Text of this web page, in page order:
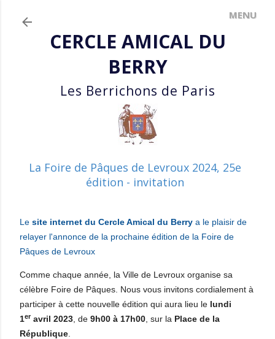
CERCLE AMICAL DU
BERRY
Les Berrichons de Paris
La Foire de Pâques de Levroux 2024, 25e
édition - invitation
Le site internet du Cercle Amical du Berry a le plaisir de
relayer l'annonce de la prochaine édition de la Foire de
Pâques de Levroux
Comme chaque année, la Ville de Levroux organise sa
célèbre Foire de Pâques. Nous vous invitons cordialement à
participer à cette nouvelle édition qui aura lieu le lundi
1er avril 2023 , de 9h00 à 17h00 , sur la Place de la
République